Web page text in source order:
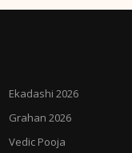
Ekadashi 2026
Grahan 2026
Vedic Pooja